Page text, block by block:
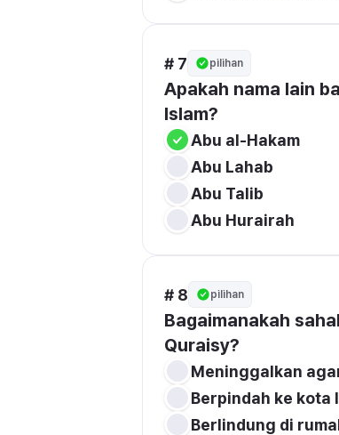
# 7 pilihan
Apakah nama lain
Islam?
Abu al-Hakam
Abu Lahab
Abu Talib
Abu Hurairah
# 8 pilihan
Bagaimanakah
Quraisy?
Meninggalkan
Berpindah ke kota
Berlindung di